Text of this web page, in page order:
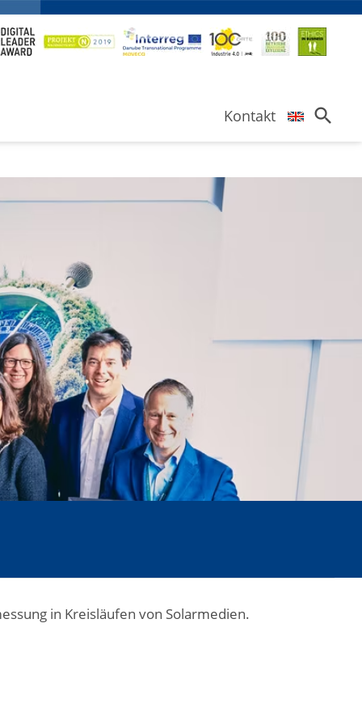
search
Kontakt
in Kreisläufen von Solarmedien.